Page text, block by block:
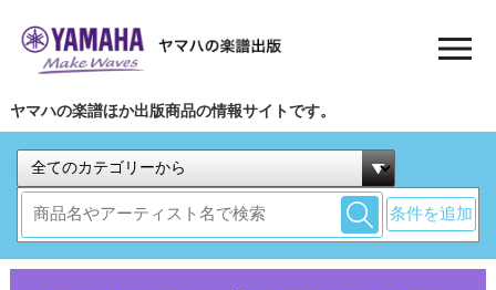
ヤマハの楽譜ほか出版商品の情報サイトです。
条件を追加